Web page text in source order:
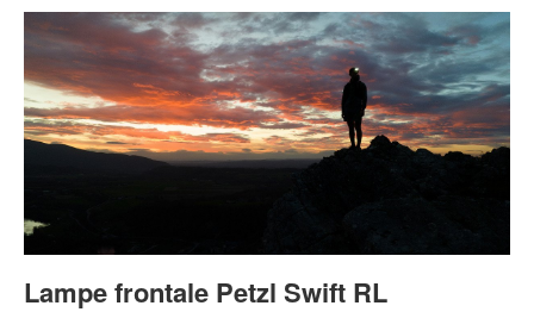
Lampe frontale Petzl Swift RL